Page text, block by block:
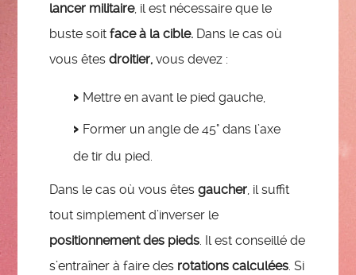
lancer militaire, il est nécessaire que le
buste soitface à la cible. Dans le cas où
vous êtesdroitier, vous devez :
Mettre en avant le pied gauche,
Former un angle de 45° dans l’axe
de tir du pied.
Dans le cas où vous êtes gaucher, il suffit
tout simplement d’inverser le
positionnement des pieds. Il est conseillé de
s’entraîner à faire des rotations calculées. Si